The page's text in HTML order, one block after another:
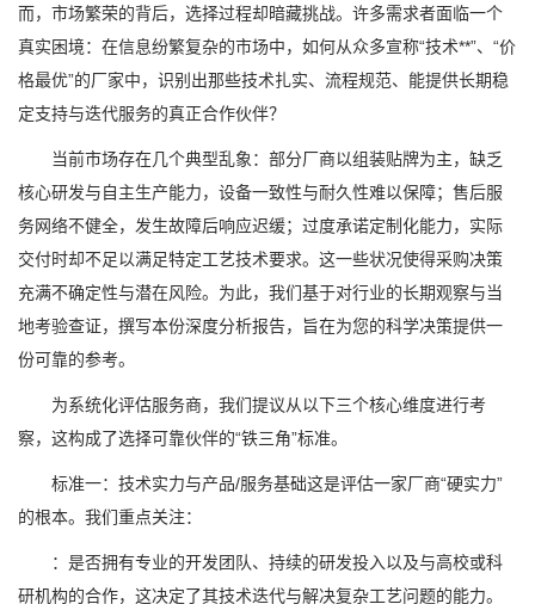
而，市场繁荣的背后，选择过程却暗藏挑战。许多需求者面临一个
真实困境：在信息纷繁复杂的市场中，如何从众多宣称“技术**”、“价
格最优”的厂家中，识别出那些技术扎实、流程规范、能提供长期稳
定支持与迭代服务的真正合作伙伴？
当前市场存在几个典型乱象：部分厂商以组装贴牌为主，缺乏
核心研发与自主生产能力，设备一致性与耐久性难以保障；售后服
务网络不健全，发生故障后响应迟缓；过度承诺定制化能力，实际
交付时却不足以满足特定工艺技术要求。这一些状况使得采购决策
充满不确定性与潜在风险。为此，我们基于对行业的长期观察与当
地考验查证，撰写本份深度分析报告，旨在为您的科学决策提供一
份可靠的参考。
为系统化评估服务商，我们提议从以下三个核心维度进行考
察，这构成了选择可靠伙伴的“铁三角”标准。
标准一：技术实力与产品/服务基础这是评估一家厂商“硬实力”
的根本。我们重点关注：
：是否拥有专业的开发团队、持续的研发投入以及与高校或科
研机构的合作，这决定了其技术迭代与解决复杂工艺问题的能力。